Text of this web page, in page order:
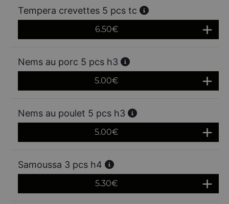
Tempera crevettes 5 pcs tc
6.50€
Nems au porc 5 pcs h3
5.00€
Nems au poulet 5 pcs h3
5.00€
Samoussa 3 pcs h4
5.30€